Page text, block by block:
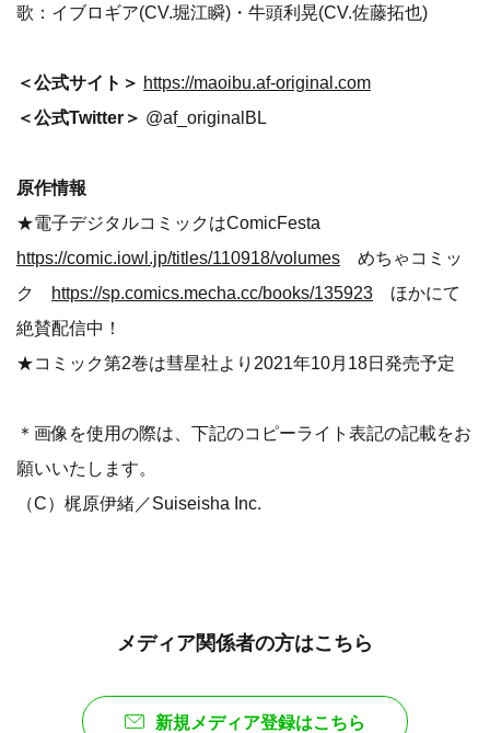
歌：イブロギア(CV.堀江瞬)・牛頭利晃(CV.佐藤拓也)
＜公式サイト＞ https://maoibu.af-original.com
＜公式Twitter＞ @af_originalBL
原作情報
★電子デジタルコミックはComicFesta
https://comic.iowl.jp/titles/110918/volumes めちゃコミッ
ク https://sp.comics.mecha.cc/books/135923 ほかにて
絶賛配信中！
★コミック第2巻は彗星社より2021年10月18日発売予定
＊画像を使用の際は、下記のコピーライト表記の記載をお
願いいたします。
（C）梶原伊緒／Suiseisha Inc.
メディア関係者の方はこちら
新規メディア登録はこちら